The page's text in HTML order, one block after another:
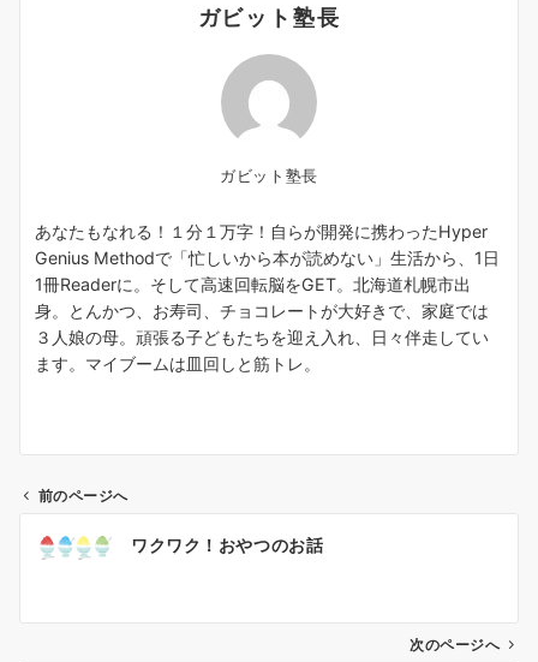
ガビット塾長
ガビット塾長
あなたもなれる！１分１万字！自らが開発に携わったHyper
Genius Methodで「忙しいから本が読めない」生活から、1日
1冊Readerに。そして高速回転脳をGET。北海道札幌市出
身。とんかつ、お寿司、チョコレートが大好きで、家庭では
３人娘の母。頑張る子どもたちを迎え入れ、日々伴走してい
ます。マイブームは皿回しと筋トレ。
前のページへ
ワクワク！おやつのお話
次のページへ